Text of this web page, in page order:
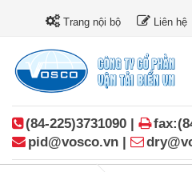
Trang nội bộ Liên hệ
(84-225)3731090 |
pid@vosco.vn |